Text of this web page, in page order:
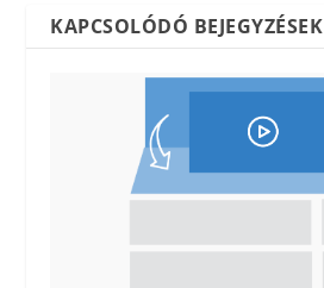
KAPCSOLÓDÓ BEJEGYZÉSEK